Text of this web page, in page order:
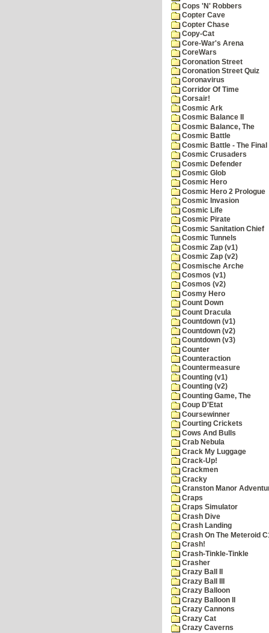
Cops 'N' Robbers
Copter Cave
Copter Chase
Copy-Cat
Core-War's Arena
CoreWars
Coronation Street
Coronation Street Quiz
Coronavirus
Corridor Of Time
Corsair!
Cosmic Ark
Cosmic Balance II
Cosmic Balance, The
Cosmic Battle
Cosmic Battle - The
Cosmic Crusaders
Cosmic Defender
Cosmic Glob
Cosmic Hero
Cosmic Hero 2 Prologue
Cosmic Invasion
Cosmic Life
Cosmic Pirate
Cosmic Sanitation Chief
Cosmic Tunnels
Cosmic Zap (v1)
Cosmic Zap (v2)
Cosmische Arche
Cosmos (v1)
Cosmos (v2)
Cosmy Hero
Count Down
Count Dracula
Countdown (v1)
Countdown (v2)
Countdown (v3)
Counter
Counteraction
Countermeasure
Counting (v1)
Counting (v2)
Counting Game, The
Coup D'Etat
Coursewinner
Courting Crickets
Cows And Bulls
Crab Nebula
Crack My Luggage
Crack-Up!
Crackmen
Cracky
Cranston Manor
Craps
Craps Simulator
Crash Dive
Crash Landing
Crash On The Meteroid
Crash!
Crash-Tinkle-Tinkle
Crasher
Crazy Ball II
Crazy Ball III
Crazy Balloon
Crazy Balloon II
Crazy Cannons
Crazy Cat
Crazy Caverns